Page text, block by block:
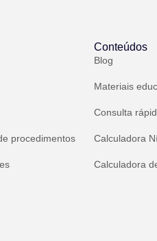
procedimentos
Conteúdos
Blog
Materiais
Consulta
Calculadora
Calculadora